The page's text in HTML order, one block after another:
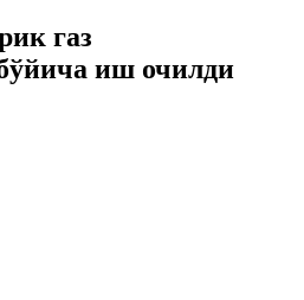
газ
иш очилди